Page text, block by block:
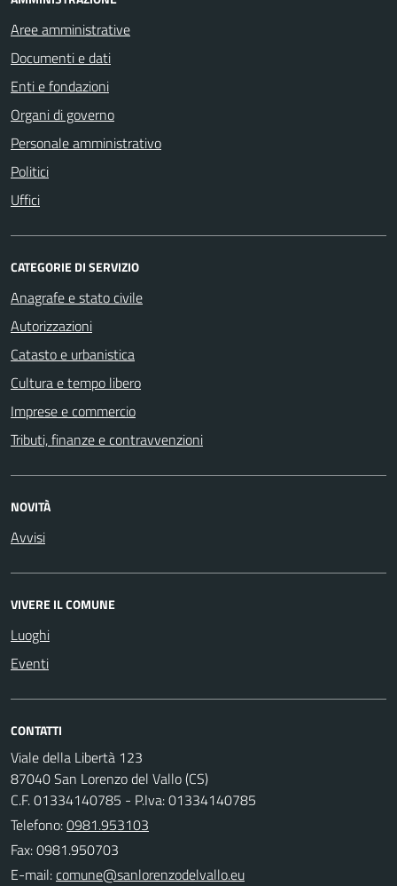
Aree amministrative
Documenti e dati
Enti e fondazioni
Organi di governo
Personale amministrativo
Politici
Uffici
CATEGORIE DI SERVIZIO
Anagrafe e stato civile
Autorizzazioni
Catasto e urbanistica
Cultura e tempo libero
Imprese e commercio
Tributi, finanze e contravvenzioni
NOVITÀ
Avvisi
VIVERE IL COMUNE
Luoghi
Eventi
CONTATTI
Viale della Libertà 123
87040 San Lorenzo del Vallo (CS)
C.F. 01334140785 - P.Iva: 01334140785
Telefono:0981.953103
Fax: 0981.950703
E-mail: